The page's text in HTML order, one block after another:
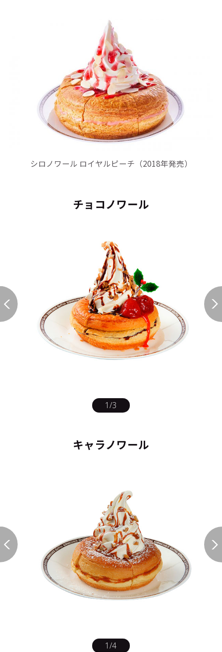
シロノワール ロイヤルピーチ（2018年発売）
チョコノワール
1/3
キャラノワール
1/4